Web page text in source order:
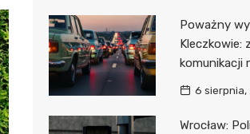
Poważny
Kleczkowie:
komunikacji
6 sierpnia,
Wrocław: